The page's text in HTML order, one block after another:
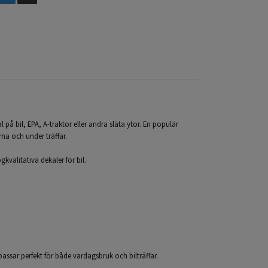
bil, EPA, A-traktor eller andra släta ytor. En populär
och under träffar.
dekaler för bil.
perfekt för både vardagsbruk och bilträffar.